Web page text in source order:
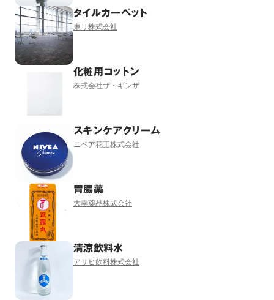
タイルカーペット
東リ株式会社
化粧用コットン
株式会社ザ・ギンザ
スキンケアクリーム
ニベア花王株式会社
胃腸薬
大幸薬品株式会社
清涼飲料水
アサヒ飲料株式会社